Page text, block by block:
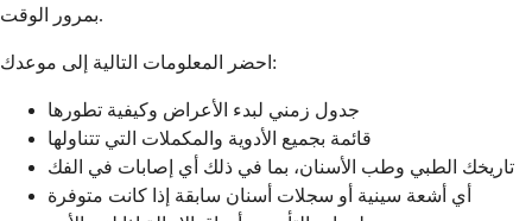
بمرور الوقت.
احضر المعلومات التالية إلى موعدك:
جدول زمني لبدء الأعراض وكيفية تطورها
قائمة بجميع الأدوية والمكملات التي تتناولها
تاريخك الطبي وطب الأسنان، بما في ذلك أي إصابات في الفك
أي أشعة سينية أو سجلات أسنان سابقة إذا كانت متوفرة